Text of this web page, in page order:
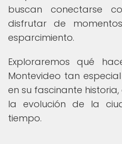
buscan conectarse
disfrutar de
esparcimiento.
Exploraremos qué
Montevideo tan
en su fascinante
la evolución de la
tiempo.